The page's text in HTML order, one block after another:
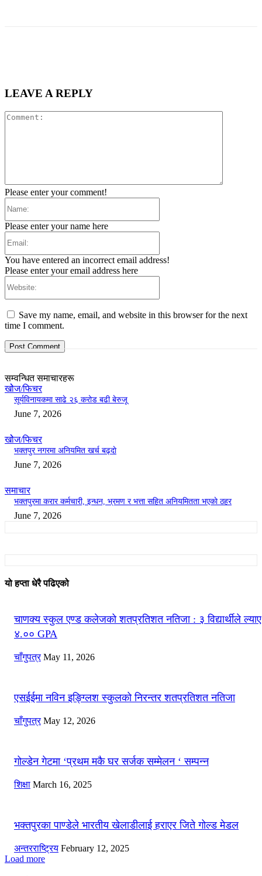
LEAVE A REPLY
Please enter your comment!
Please enter your name here
You have entered an incorrect email address!
Please enter your email address here
Save my name, email, and website in this browser for the next
time I comment.
सम्वन्धित समाचारहरू
खोेज/फिचर
सूर्यविनायकमा साढे २६ करोड बढी बेरुजू
June 7, 2026
खोेज/फिचर
भक्तपुर नगरमा अनियमित खर्च बढ्दाे
June 7, 2026
समाचार
भक्तपुरमा करार कर्मचारी, इन्धन, भ्रमण र भत्ता सहित अनियमितता भएकाे ठहर
June 7, 2026
यो हप्ता धेरै पढिएको
चाणक्य स्कुल एण्ड कलेजको शतप्रतिशत नतिजा : ३ विद्यार्थीले ल्याए
४.०० GPA
चाँगुपत्र May 11, 2026
एसईईमा नविन इङ्ग्लिश स्कुलको निरन्तर शतप्रतिशत नतिजा
चाँगुपत्र May 12, 2026
गोल्डेन गेटमा ‘प्रथम मकै घर सर्जक सम्मेलन ‘ सम्पन्न
शिक्षा March 16, 2025
भक्तपुरका पाण्डेले भारतीय खेलाडीलाई हराएर जिते गोल्ड मेडल
अन्तरराष्ट्रिय February 12, 2025
Load more